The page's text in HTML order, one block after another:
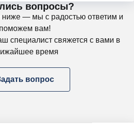
вопросы?
— мы с радостью ответим и
поможем вам!
специалист свяжется с вами в
время
вопрос